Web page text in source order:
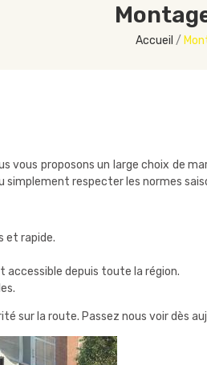
Accueil
vous proposons un large choix de
respecter les normes
et rapide.
depuis toute la région.
sur la route. Passez nous voir dès